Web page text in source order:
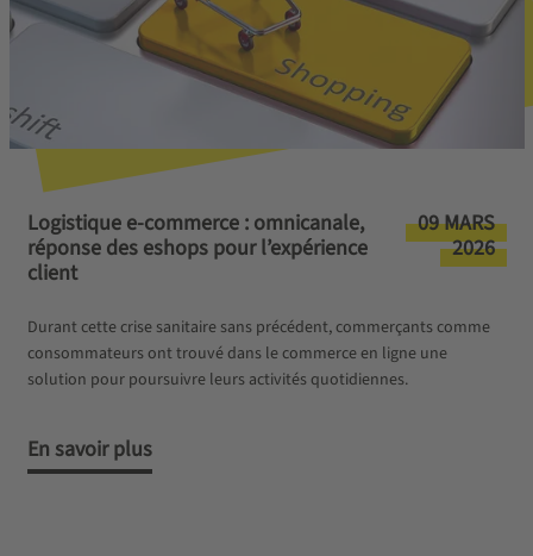
Logistique e-commerce : omnicanale,
réponse des eshops pour l’expérience
client
09 MARS
2026
Durant cette crise sanitaire sans précédent, commerçants comme
consommateurs ont trouvé dans le commerce en ligne une
solution pour poursuivre leurs activités quotidiennes.
En savoir plus